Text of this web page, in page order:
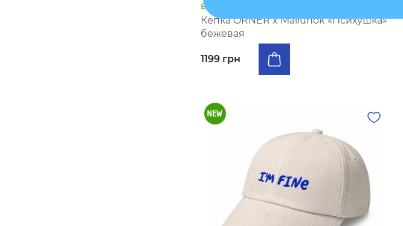
В наличии
Кепка ORNER x Maliunok «Психушка»
бежевая
1199 грн